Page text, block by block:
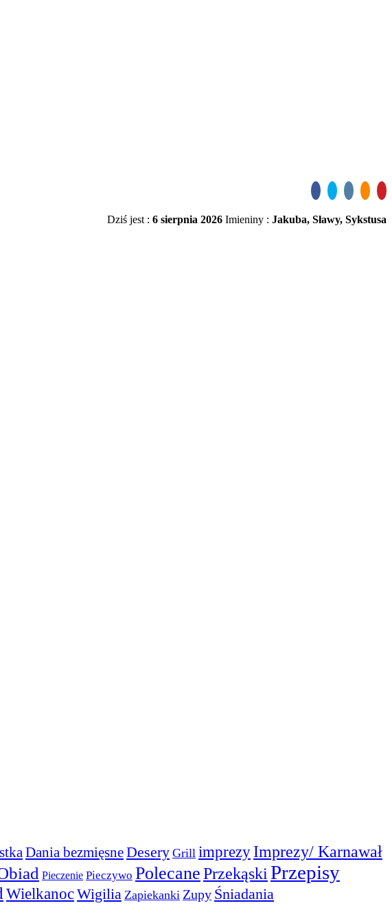
Dziś jest : 6 sierpnia 2026 Imieniny : Jakuba, Sławy, Sykstusa
Dania bezmięsneDesery Grill imprezy Imprezy/ Karnawał
Pieczenie Pieczywo PolecanePrzekąskiPrzepisy
WielkanocWigilia Zapiekanki Zupy Śniadania